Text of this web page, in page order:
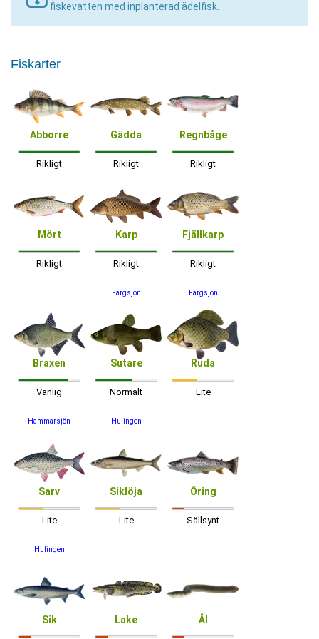
fiskevatten med inplanterad ädelfisk.
Fiskarter
Abborre
Rikligt
Gädda
Rikligt
Regnbåge
Rikligt
Mört
Rikligt
Karp
Rikligt
Färgsjön
Fjällkarp
Rikligt
Färgsjön
Braxen
Vanlig
Hammarsjön
Sutare
Normalt
Hulingen
Ruda
Lite
Sarv
Lite
Hulingen
Siklöja
Lite
Öring
Sällsynt
Sik Lake Ål